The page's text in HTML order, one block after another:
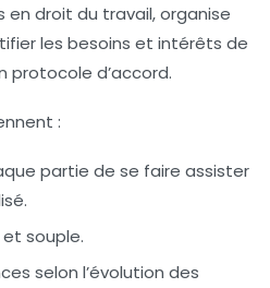
en droit du travail, organise
les besoins et intérêts de
protocole d’accord.
:
partie de se faire assister
souple.
selon l’évolution des